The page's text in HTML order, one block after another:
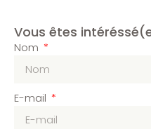
Vous êtes
Nom
E-mail